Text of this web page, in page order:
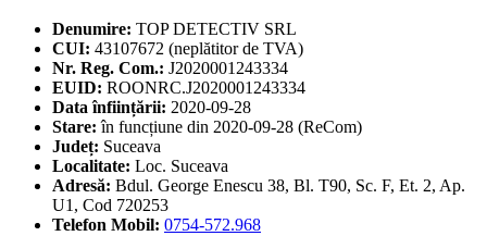
Denumire: TOP DETECTIV SRL
CUI: 43107672 (neplătitor de TVA)
Nr. Reg. Com.: J2020001243334
EUID: ROONRC.J2020001243334
Data înființării: 2020-09-28
Stare: în funcțiune din 2020-09-28 (ReCom)
Județ: Suceava
Localitate: Loc. Suceava
Adresă: Bdul. George Enescu 38, Bl. T90, Sc. F, Et. 2, Ap.
U1, Cod 720253
Telefon Mobil: 0754-572.968